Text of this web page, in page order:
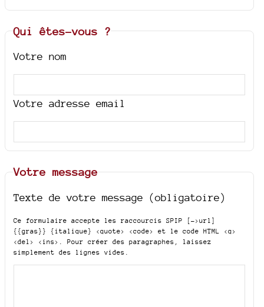
Qui êtes-vous ?
Votre nom
Votre adresse email
Votre message
Texte de votre message (obligatoire)
Ce formulaire accepte les raccourcis SPIP
[->url]
{{gras}} {italique} <quote> <code>
et le code HTML <q>
<del> <ins>
. Pour créer des paragraphes, laissez
simplement des lignes vides.